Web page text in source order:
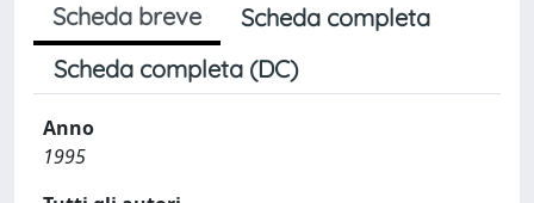
Scheda breve
Scheda completa
Scheda completa (DC)
Anno
1995